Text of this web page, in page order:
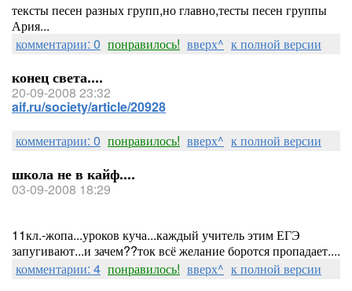
тексты песен разных групп,но главно,тесты песен группы
Ария...
комментарии: 0 понравилось! вверх^ к полной версии
конец света....
20-09-2008 23:32
aif.ru/society/article/20928
комментарии: 0 понравилось! вверх^ к полной версии
школа не в кайф....
03-09-2008 18:29
11кл.-жопа...уроков куча...каждый учитель этим ЕГЭ
запугивают...и зачем??ток всё желание боротся пропадает....
комментарии: 4 понравилось! вверх^ к полной версии